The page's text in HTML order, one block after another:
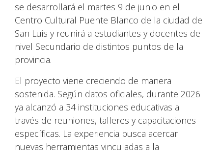
se desarrollará el martes 9 de junio en el
Centro Cultural Puente Blanco de la ciudad de
San Luis y reunirá a estudiantes y docentes de
nivel Secundario de distintos puntos de la
provincia.
El proyecto viene creciendo de manera
sostenida. Según datos oficiales, durante 2026
ya alcanzó a 34 instituciones educativas a
través de reuniones, talleres y capacitaciones
específicas. La experiencia busca acercar
nuevas herramientas vinculadas a la